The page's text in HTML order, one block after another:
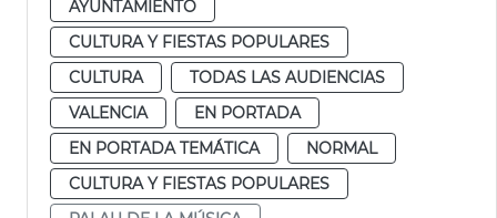
AYUNTAMIENTO
CULTURA Y FIESTAS POPULARES
CULTURA
TODAS LAS AUDIENCIAS
VALENCIA
EN PORTADA
EN PORTADA TEMÁTICA
NORMAL
CULTURA Y FIESTAS POPULARES